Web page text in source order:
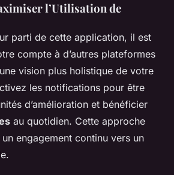
l’Utilisation de
parti de cette application, il est
compte à d’autres plateformes
vision plus holistique de votre
les notifications pour être
d’amélioration et bénéficier
au quotidien. Cette approche
engagement continu vers un